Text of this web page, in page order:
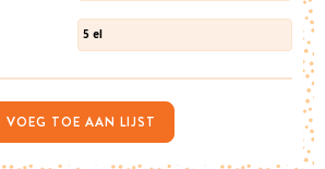
5 el
VOEG TOE AAN LIJST